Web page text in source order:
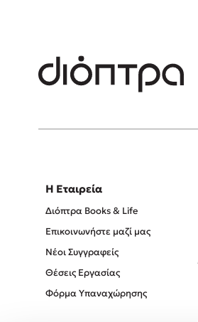
Η Εταιρεία
Διόπτρα Books & Life
Επικοινωνήστε μαζί μας
Νέοι Συγγραφείς
Θέσεις Εργασίας
Φόρμα Υπαναχώρησης